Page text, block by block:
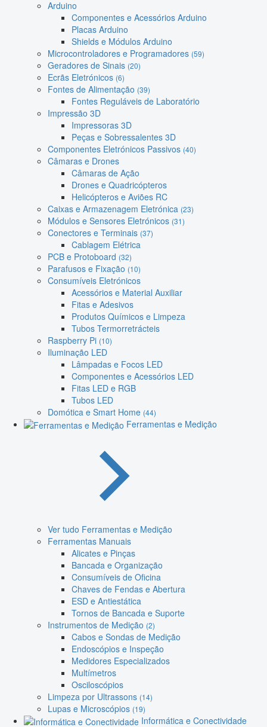
Arduino
Componentes e Acessórios Arduino
Placas Arduino
Shields e Módulos Arduino
Microcontroladores e Programadores (59)
Geradores de Sinais (20)
Ecrãs Eletrónicos (6)
Fontes de Alimentação (39)
Fontes Reguláveis de Laboratório
Impressão 3D
Impressoras 3D
Peças e Sobressalentes 3D
Componentes Eletrónicos Passivos (40)
Câmaras e Drones
Câmaras de Ação
Drones e Quadricópteros
Helicópteros e Aviões RC
Caixas e Armazenagem Eletrónica (23)
Módulos e Sensores Eletrónicos (31)
Conectores e Terminais (37)
Cablagem Elétrica
PCB e Protoboard (32)
Parafusos e Fixação (10)
Consumíveis Eletrónicos
Acessórios e Material Auxiliar
Fitas e Adesivos
Produtos Químicos e Limpeza
Tubos Termorretrácteis
Raspberry Pi (10)
Iluminação LED
Lâmpadas e Focos LED
Componentes e Acessórios LED
Fitas LED e RGB
Tubos LED
Domótica e Smart Home (44)
Ferramentas e Medição
Ver tudo Ferramentas e Medição
Ferramentas Manuais
Alicates e Pinças
Bancada e Organização
Consumíveis de Oficina
Chaves de Fendas e Abertura
ESD e Antiestática
Tornos de Bancada e Suporte
Instrumentos de Medição (2)
Cabos e Sondas de Medição
Endoscópios e Inspeção
Medidores Especializados
Multímetros
Osciloscópios
Limpeza por Ultrassons (14)
Lupas e Microscópios (19)
Informática e Conectividade